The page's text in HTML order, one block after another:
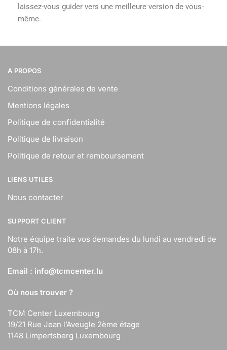
laissez-vous guider vers une meilleure version de vous-
même.
A PROPOS
Conditions générales de vente
Mentions légales
Politique de confidentialité
Politique de livraison
Politique de retour et remboursement
LIENS UTILES
Nous contacter
SUPPORT CLIENT
Notre équipe traite vos demandes du lundi au vendredi de
08h à 17h.
Email : info@tcmcenter.lu
Où nous trouver ?
TCM Center Luxembourg
19/21 Rue Jean l’Aveugle 2ème étage
1148 Limpertsberg Luxembourg